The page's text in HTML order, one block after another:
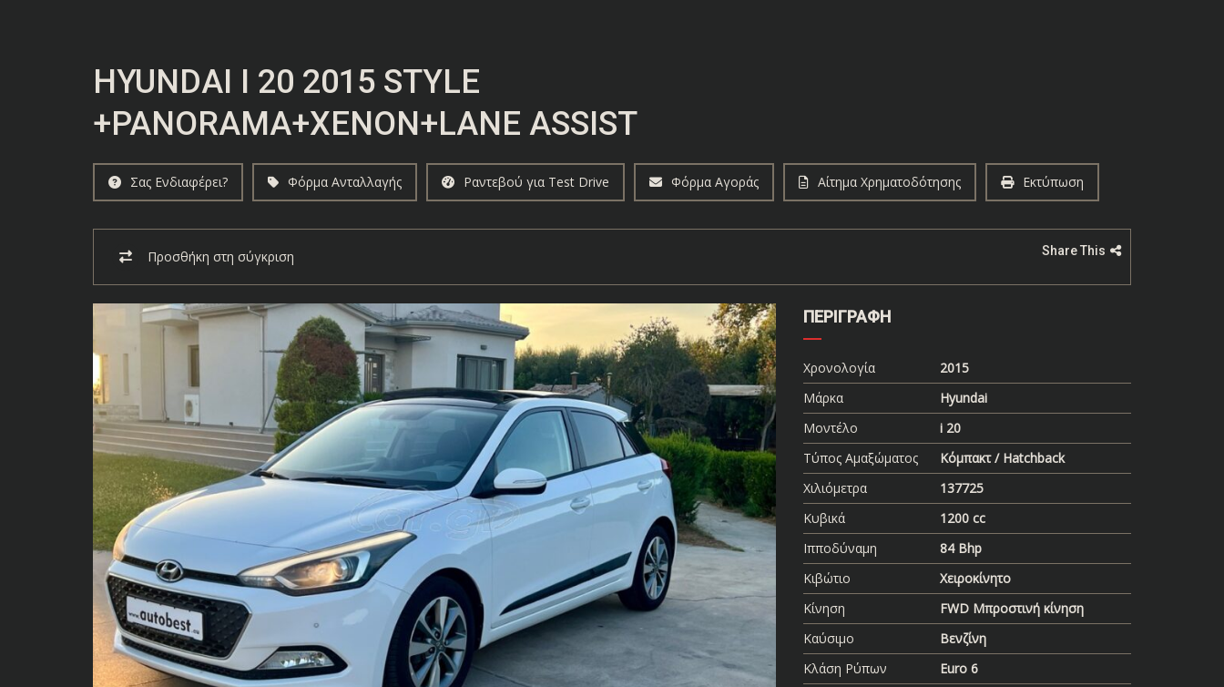
HYUNDAI I 20 2015 STYLE
+PANORAMA+XENON+LANE ASSIST
Σας Ενδιαφέρει? Φόρμα Ανταλλαγής Ραντεβού για Test Drive Φόρμα Αγοράς Αίτημα Χρηματοδότησης Εκτύπωση
Προσθήκη στη σύγκριση Share This
ΠΕΡΙΓΡΑΦΗ
Χρονολογία
2015
Μάρκα
Hyundai
Μοντέλο
i 20
Τύπος Αμαξώματος
Κόμπακτ / Hatchback
Χιλιόμετρα
137725
Κυβικά
1200 cc
Ιπποδύναμη
84 Bhp
Κιβώτιο
Χειροκίνητο
Κίνηση
FWD Μπροστινή κίνηση
Καύσιμο
Βενζίνη
Κλάση Ρύπων
Euro 6